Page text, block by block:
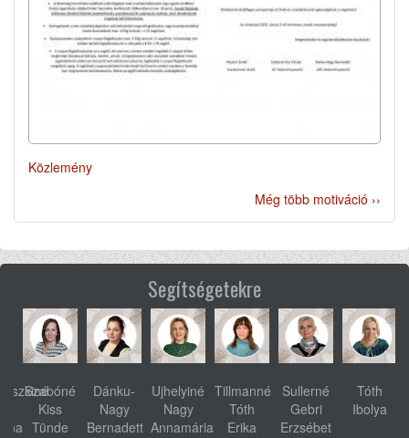
Közlemény
Még több motiváció ››
Segítségetekre
Szabóné
Kiss
Tünde
Dánku-
Nagy
Bernadett
Ujhelyiné
Nagy
Annamária
Tillmanné
Tóth
Erika
Sullerné
Gebri
Erzsébet
Tóth
Ibolya